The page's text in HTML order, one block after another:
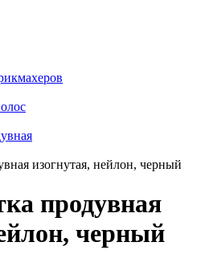
изогнутая, нейлон, черный
продувная
черный